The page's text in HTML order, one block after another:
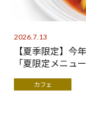
2026.7.13
【夏季限定】今
「夏限定メニュ
カフェ